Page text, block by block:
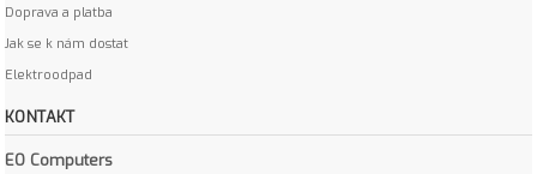
Doprava a platba
Jak se k nám dostat
Elektroodpad
KONTAKT
EO Computers